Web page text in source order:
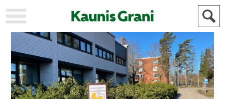
KAUPUNKI
STADEN
AJANKOHTAISTA
AKTUELLT
URHEILU
IDROTT
KULTTUURI
KULTUR